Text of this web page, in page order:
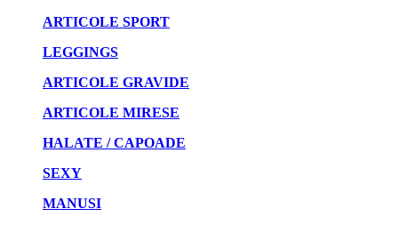
ARTICOLE SPORT
LEGGINGS
ARTICOLE GRAVIDE
ARTICOLE MIRESE
HALATE / CAPOADE
SEXY
MANUSI